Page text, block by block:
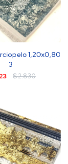
1,20x0,80
3
$2.830